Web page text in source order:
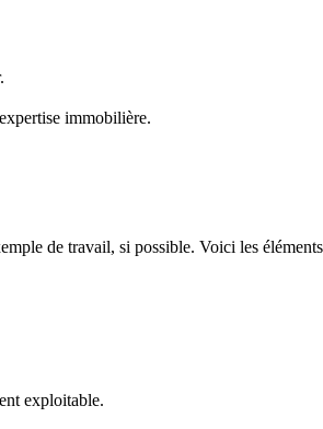
immobilière.
de travail, si possible. Voici les
exploitable.